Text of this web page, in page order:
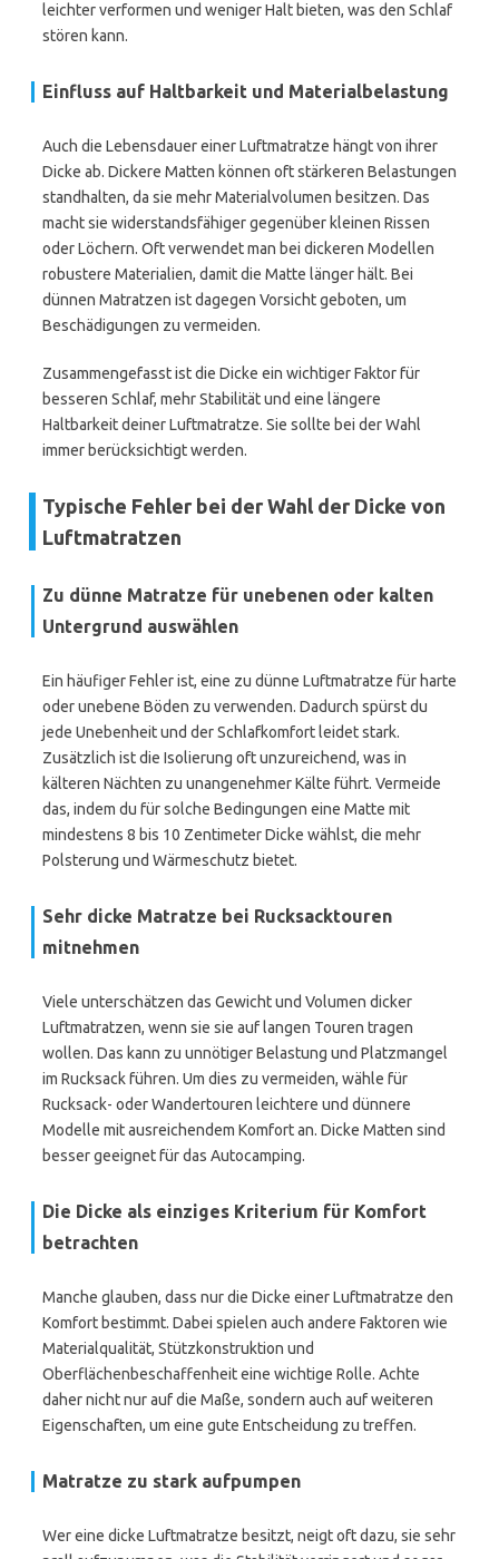
leichter verformen und weniger Halt bieten, was den Schlaf
stören kann.
Einfluss auf Haltbarkeit und Materialbelastung
Auch die Lebensdauer einer Luftmatratze hängt von ihrer
Dicke ab. Dickere Matten können oft stärkeren Belastungen
standhalten, da sie mehr Materialvolumen besitzen. Das
macht sie widerstandsfähiger gegenüber kleinen Rissen
oder Löchern. Oft verwendet man bei dickeren Modellen
robustere Materialien, damit die Matte länger hält. Bei
dünnen Matratzen ist dagegen Vorsicht geboten, um
Beschädigungen zu vermeiden.
Zusammengefasst ist die Dicke ein wichtiger Faktor für
besseren Schlaf, mehr Stabilität und eine längere
Haltbarkeit deiner Luftmatratze. Sie sollte bei der Wahl
immer berücksichtigt werden.
Typische Fehler bei der Wahl der Dicke von
Luftmatratzen
Zu dünne Matratze für unebenen oder kalten
Untergrund auswählen
Ein häufiger Fehler ist, eine zu dünne Luftmatratze für harte
oder unebene Böden zu verwenden. Dadurch spürst du
jede Unebenheit und der Schlafkomfort leidet stark.
Zusätzlich ist die Isolierung oft unzureichend, was in
kälteren Nächten zu unangenehmer Kälte führt. Vermeide
das, indem du für solche Bedingungen eine Matte mit
mindestens 8 bis 10 Zentimeter Dicke wählst, die mehr
Polsterung und Wärmeschutz bietet.
Sehr dicke Matratze bei Rucksacktouren
mitnehmen
Viele unterschätzen das Gewicht und Volumen dicker
Luftmatratzen, wenn sie sie auf langen Touren tragen
wollen. Das kann zu unnötiger Belastung und Platzmangel
im Rucksack führen. Um dies zu vermeiden, wähle für
Rucksack- oder Wandertouren leichtere und dünnere
Modelle mit ausreichendem Komfort an. Dicke Matten sind
besser geeignet für das Autocamping.
Die Dicke als einziges Kriterium für Komfort
betrachten
Manche glauben, dass nur die Dicke einer Luftmatratze den
Komfort bestimmt. Dabei spielen auch andere Faktoren wie
Materialqualität, Stützkonstruktion und
Oberflächenbeschaffenheit eine wichtige Rolle. Achte
daher nicht nur auf die Maße, sondern auch auf weiteren
Eigenschaften, um eine gute Entscheidung zu treffen.
Matratze zu stark aufpumpen
Wer eine dicke Luftmatratze besitzt, neigt oft dazu, sie sehr